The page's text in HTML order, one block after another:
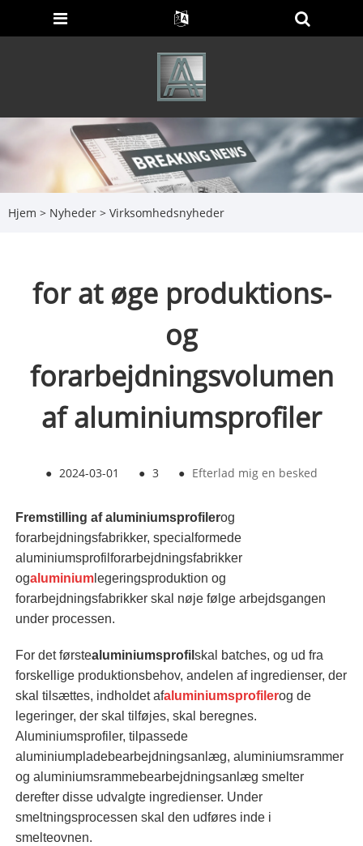
Hjem > Nyheder > Virksomhedsnyheder
for at øge produktions-
og
forarbejdningsvolumen
af ​​aluminiumsprofiler
● 2024-03-01 ● 3 ● Efterlad mig en besked
Fremstilling af aluminiumsprofilerog
forarbejdningsfabrikker, specialformede
aluminiumsprofilforarbejdningsfabrikker
ogaluminiumlegeringsproduktion og
forarbejdningsfabrikker skal nøje følge arbejdsgangen
under processen.
For det førstealuminiumsprofil skal batches, og ud fra
forskellige produktionsbehov, andelen af ​​ingredienser, der
skal tilsættes, indholdet afaluminiumsprofilerog de
legeringer, der skal tilføjes, skal beregnes.
Aluminiumsprofiler, tilpassede
aluminiumpladebearbejdningsanlæg, aluminiumsrammer
og aluminiumsrammebearbejdningsanlæg smelter
derefter disse udvalgte ingredienser. Under
smeltningsprocessen skal den udføres inde i
smelteovnen.